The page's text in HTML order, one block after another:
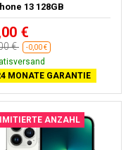
13 128GB
€
€ -0,00 €
MONATE GARANTIE
ANZAHL